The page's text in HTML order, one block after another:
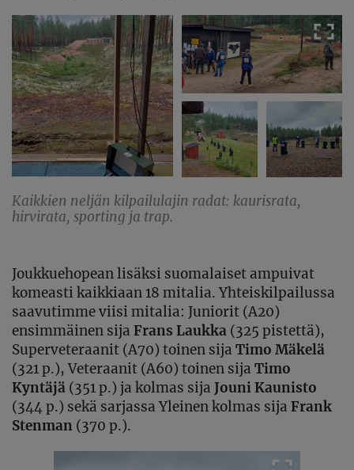
Kaikkien neljän kilpailulajin radat: kaurisrata,
hirvirata, sporting ja trap.
Joukkuehopean lisäksi suomalaiset ampuivat
komeasti kaikkiaan 18 mitalia. Yhteiskilpailussa
saavutimme viisi mitalia: Juniorit (A20)
ensimmäinen sija Frans Laukka (325 pistettä),
Superveteraanit (A70) toinen sija Timo Mäkelä
(321 p.), Veteraanit (A60) toinen sija Timo
Kyntäjä (351 p.) ja kolmas sija Jouni Kaunisto
(344 p.) sekä sarjassa Yleinen kolmas sija Frank
Stenman (370 p.).